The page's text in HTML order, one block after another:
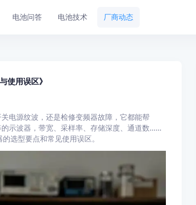
电池问答 电池技术 厂商动态
使用误区》
电源纹波，还是检修变频器故障，它都能帮
示波器，带宽、采样率、存储深度、通道数……
选型要点和常见使用误区。